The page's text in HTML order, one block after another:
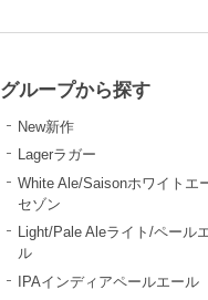
グループから探す
New新作
Lagerラガー
White Ale/Saisonホワイトエ
セゾン
Light/Pale Aleライト/ペール
ル
IPAインディアペールエール